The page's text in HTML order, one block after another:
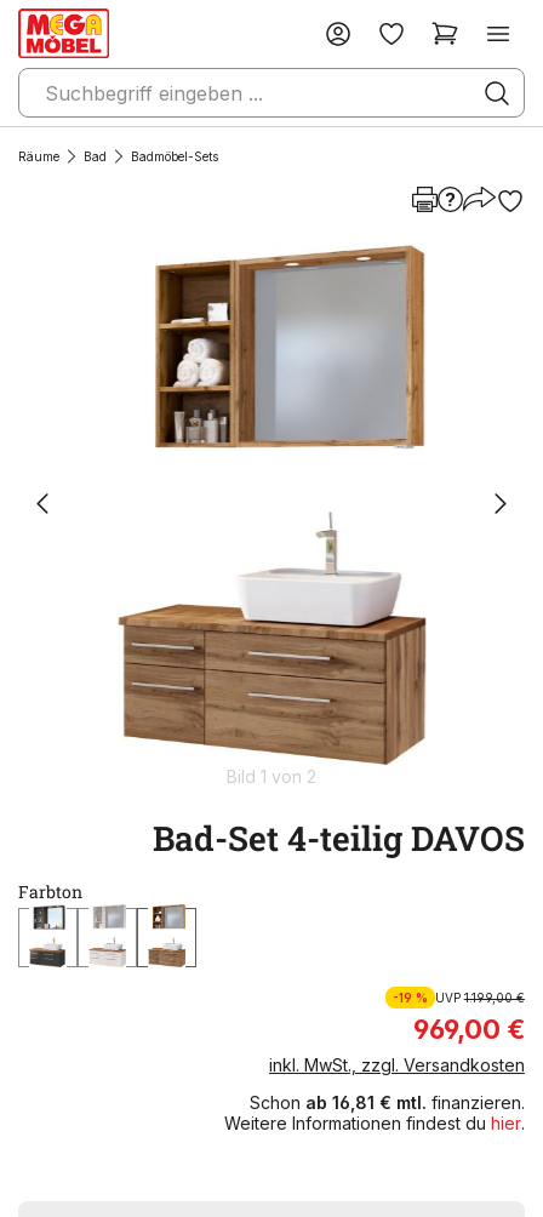
Räume Bad Badmöbel-Sets
Bild 1 von 2
Bad-Set 4-teilig DAVOS
Farbton
-19 % UVP1.199,00 €
969,00 €
inkl. MwSt., zzgl. Versandkosten
Schon ab 16,81 € mtl. finanzieren.
Weitere Informationen findest du hier.